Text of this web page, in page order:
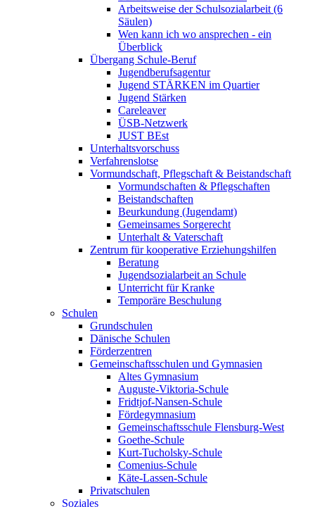
Arbeitsweise der Schulsozialarbeit (6
Säulen)
Wen kann ich wo ansprechen - ein
Überblick
Übergang Schule-Beruf
Jugendberufsagentur
Jugend STÄRKEN im Quartier
Jugend Stärken
Careleaver
ÜSB-Netzwerk
JUST BEst
Unterhaltsvorschuss
Verfahrenslotse
Vormundschaft, Pflegschaft & Beistandschaft
Vormundschaften & Pflegschaften
Beistandschaften
Beurkundung (Jugendamt)
Gemeinsames Sorgerecht
Unterhalt & Vaterschaft
Zentrum für kooperative Erziehungshilfen
Beratung
Jugendsozialarbeit an Schule
Unterricht für Kranke
Temporäre Beschulung
Schulen
Grundschulen
Dänische Schulen
Förderzentren
Gemeinschaftsschulen und Gymnasien
Altes Gymnasium
Auguste-Viktoria-Schule
Fridtjof-Nansen-Schule
Fördegymnasium
Gemeinschaftsschule Flensburg-West
Goethe-Schule
Kurt-Tucholsky-Schule
Comenius-Schule
Käte-Lassen-Schule
Privatschulen
Soziales